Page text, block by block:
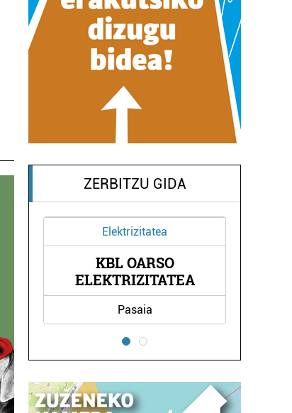
ZERBITZU GIDA
Elektrizitatea
KBL OARSO
ELEKTRIZITATEA